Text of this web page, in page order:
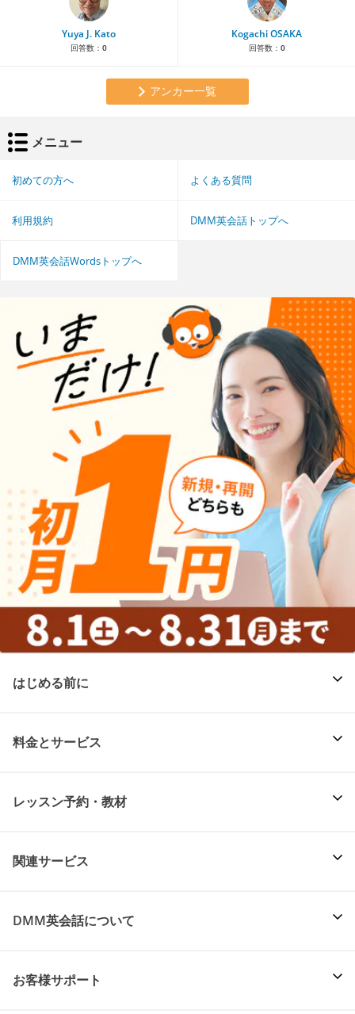
Yuya J. Kato
回答数： 0
Kogachi OSAKA
回答数： 0
アンカー一覧
メニュー
初めての方へ よくある質問
利用規約 DMM英会話トップへ
DMM英会話Wordsトップへ
はじめる前に
料金とサービス
レッスン予約・教材
関連サービス
DMM英会話について
お客様サポート